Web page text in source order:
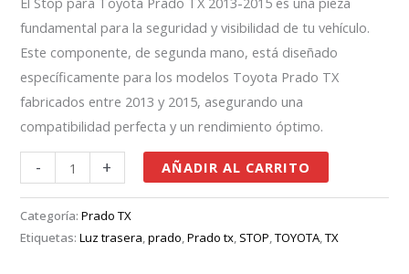
fundamental para la seguridad y visibilidad de tu vehículo.
Este componente, de segunda mano, está diseñado
específicamente para los modelos Toyota Prado TX
fabricados entre 2013 y 2015, asegurando una
compatibilidad perfecta y un rendimiento óptimo.
- + AÑADIR AL CARRITO
Categoría:Prado TX
Etiquetas:Luz trasera ,prado ,Prado tx STOP ,TOYOTA ,TX